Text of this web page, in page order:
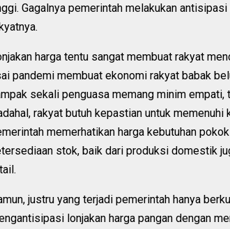
Gagalnya pemerintah melakukan
harga tentu sangat membuat rakyat
pandemi membuat ekonomi rakyat babak
sekali penguasa memang minim
rakyat butuh kepastian untuk
memerhatikan harga kebutuhan
stok, baik dari produksi domestik
justru yang terjadi pemerintah hanya
lonjakan harga pangan dengan